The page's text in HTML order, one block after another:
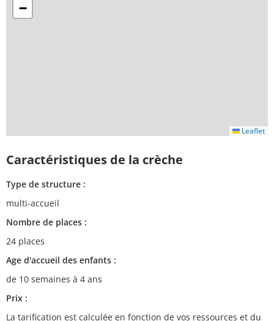
−
Leaflet
Caractéristiques de la crèche
Type de structure :
multi-accueil
Nombre de places :
24 places
Age d'accueil des enfants :
de 10 semaines à 4 ans
Prix :
La tarification est calculée en fonction de vos ressources et du